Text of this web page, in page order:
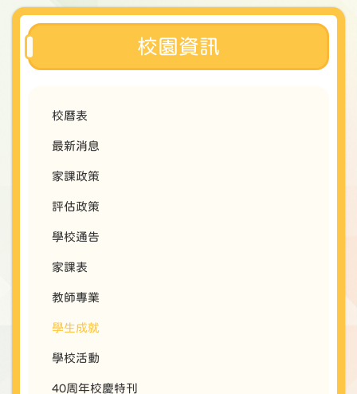
校園資訊
校曆表
最新消息
家課政策
評估政策
學校通告
家課表
教師專業
學生成就
學校活動
40周年校慶特刊